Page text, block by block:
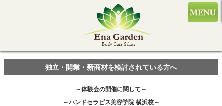
独立・開業・新商材を検討されている方へ
～体験会の開催に関して～
～ハンドセラピス美容学院 横浜校～